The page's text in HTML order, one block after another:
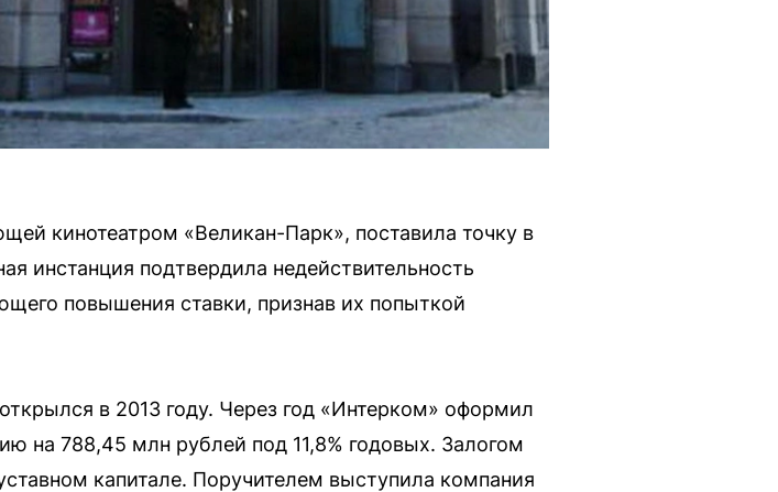
кинотеатром «Великан-Парк», поставила точку в
инстанция подтвердила недействительность
повышения ставки, признав их попыткой
в 2013 году. Через год «Интерком» оформил
на 788,45 млн рублей под 11,8% годовых. Залогом
капитале. Поручителем выступила компания